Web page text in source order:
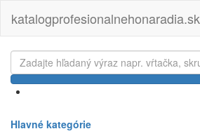
katalogprofesionalnehonaradia.sk
Hlavné kategórie